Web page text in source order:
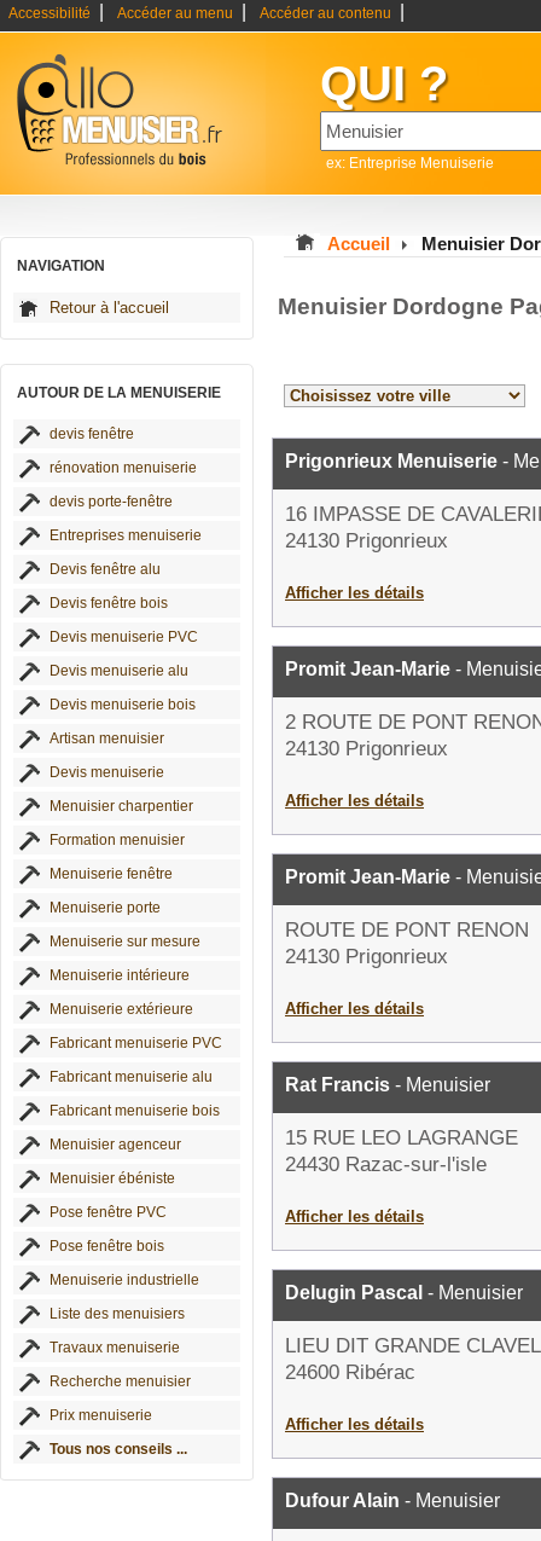
Accessibilité Accéder au menu Accéder au contenu
QUI ?
ex: Entreprise Menuiserie
NAVIGATION
Retour à l'accueil
AUTOUR DE LA MENUISERIE
devis fenêtre
rénovation menuiserie
devis porte-fenêtre
Entreprises menuiserie
Devis fenêtre alu
Devis fenêtre bois
Devis menuiserie PVC
Devis menuiserie alu
Devis menuiserie bois
Artisan menuisier
Devis menuiserie
Menuisier charpentier
Formation menuisier
Menuiserie fenêtre
Menuiserie porte
Menuiserie sur mesure
Menuiserie intérieure
Menuiserie extérieure
Fabricant menuiserie PVC
Fabricant menuiserie alu
Fabricant menuiserie bois
Menuisier agenceur
Menuisier ébéniste
Pose fenêtre PVC
Pose fenêtre bois
Menuiserie industrielle
Liste des menuisiers
Travaux menuiserie
Recherche menuisier
Prix menuiserie
Tous nos conseils ...
Accueil Menuisier
Menuisier Dordogne
Prigonrieux Menuiserie -
16 IMPASSE DE
24130 Prigonrieux
Afficher les détails
Promit Jean-Marie -
2 ROUTE DE PONT
24130 Prigonrieux
Afficher les détails
Promit Jean-Marie -
ROUTE DE PONT RENON
24130 Prigonrieux
Afficher les détails
Rat Francis - Menuisier
15 RUE LEO LAGRANGE
24430 Razac-sur-l'isle
Afficher les détails
Delugin Pascal - Menuisier
LIEU DIT GRANDE
24600 Ribérac
Afficher les détails
Dufour Alain - Menuisier